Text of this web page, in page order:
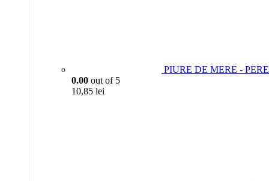
PIURE DE MERE -
0.00 out of 5
10,85 lei